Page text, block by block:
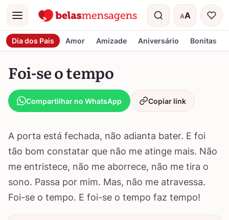
Menu AA
Tamanho do
Dia dos Pais Amor Amizade Aniversário Bonitas
Foi-se o tempo
Compartilhar no WhatsApp Copiar link
A porta está fechada, não adianta bater. E foi
tão bom constatar que não me atinge mais. Não
me entristece, não me aborrece, não me tira o
sono. Passa por mim. Mas, não me atravessa.
Foi-se o tempo. E foi-se o tempo faz tempo!